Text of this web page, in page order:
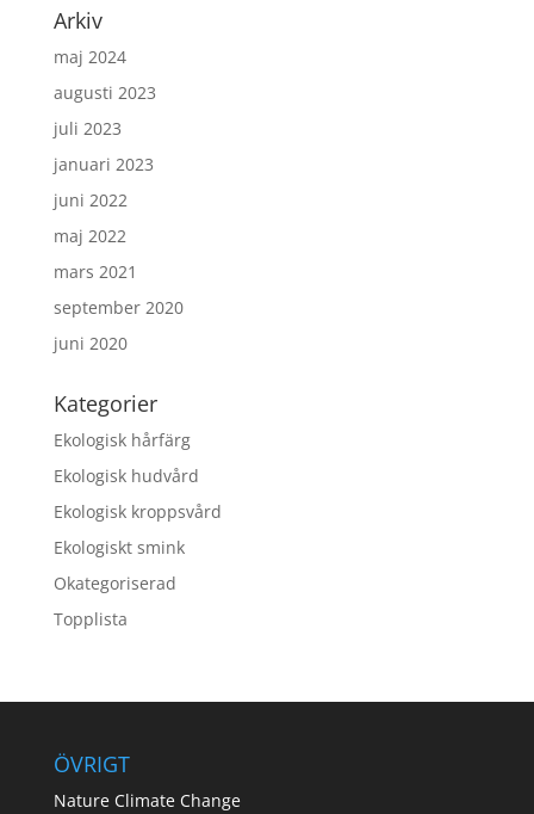
Arkiv
maj 2024
augusti 2023
juli 2023
januari 2023
juni 2022
maj 2022
mars 2021
september 2020
juni 2020
Kategorier
Ekologisk hårfärg
Ekologisk hudvård
Ekologisk kroppsvård
Ekologiskt smink
Okategoriserad
Topplista
ÖVRIGT
Nature Climate Change